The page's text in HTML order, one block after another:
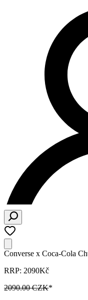
Converse x Coca-Cola
RRP: 2090Kč
2090.00 CZK*